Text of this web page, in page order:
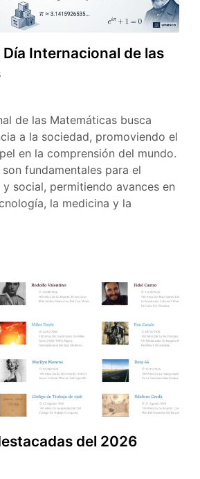
Internacional de las
de las Matemáticas busca
a la sociedad, promoviendo el
en la comprensión del mundo.
fundamentales para el
social, permitiendo avances en
la medicina y la
del 2026